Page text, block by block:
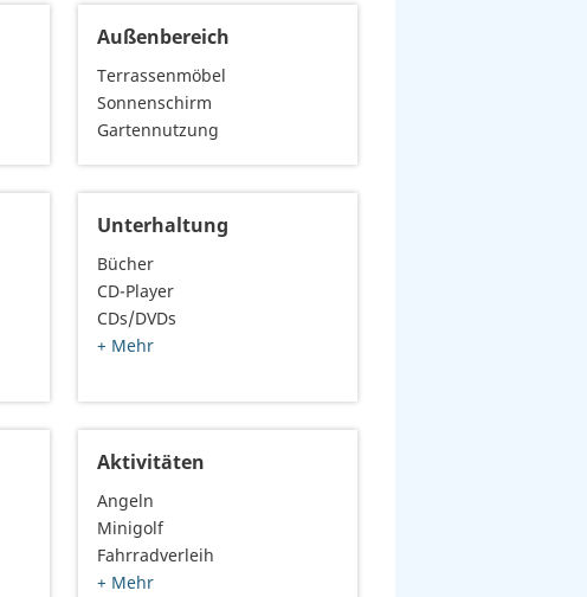
Außenbereich
Terrassenmöbel
Sonnenschirm
Gartennutzung
Unterhaltung
Bücher
CD-Player
CDs/DVDs
+ Mehr
Aktivitäten
Angeln
Minigolf
Fahrradverleih
+ Mehr